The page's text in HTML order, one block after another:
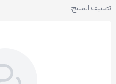
تصنيف المنتج: